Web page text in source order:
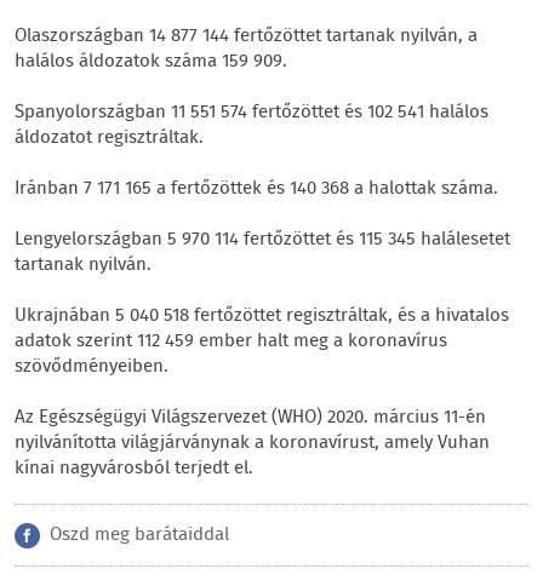
Olaszországban 14 877 144 fertőzöttet tartanak nyilván, a
halálos áldozatok száma 159 909.
Spanyolországban 11 551 574 fertőzöttet és 102 541 halálos
áldozatot regisztráltak.
Iránban 7 171 165 a fertőzöttek és 140 368 a halottak száma.
Lengyelországban 5 970 114 fertőzöttet és 115 345 halálesetet
tartanak nyilván.
Ukrajnában 5 040 518 fertőzöttet regisztráltak, és a hivatalos
adatok szerint 112 459 ember halt meg a koronavírus
szövődményeiben.
Az Egészségügyi Világszervezet (WHO) 2020. március 11-én
nyilvánította világjárványnak a koronavírust, amely Vuhan
kínai nagyvárosból terjedt el.
Oszd meg barátaiddal